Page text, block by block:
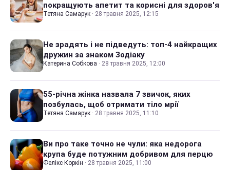
покращують апетит та корисні для здоров'я
Тетяна Самарук · 28 травня 2025, 12:15
Не зрадять і не підведуть: топ-4 найкращих
дружин за знаком Зодіаку
Катерина Собкова · 28 травня 2025, 12:00
55-річна жінка назвала 7 звичок, яких
позбулась, щоб отримати тіло мрії
Тетяна Самарук · 28 травня 2025, 11:10
Ви про таке точно не чули: яка недорога
крупа буде потужним добривом для перцю
Фелікс Коркін · 28 травня 2025, 11:00